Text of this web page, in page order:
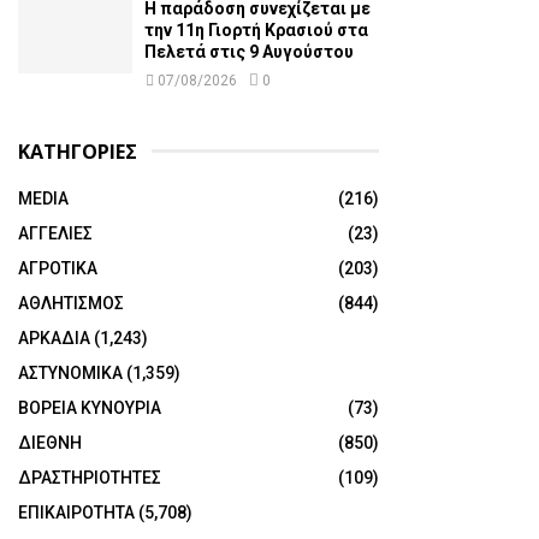
Η παράδοση συνεχίζεται με
την 11η Γιορτή Κρασιού στα
Πελετά στις 9 Αυγούστου
07/08/2026 0
ΚΑΤΗΓΟΡΙΕΣ
MEDIA
(216)
ΑΓΓΕΛΙΕΣ
(23)
ΑΓΡΟΤΙΚΑ
(203)
ΑΘΛΗΤΙΣΜΟΣ
(844)
ΑΡΚΑΔΙΑ (1,243)
ΑΣΤΥΝΟΜΙΚΑ (1,359)
ΒΟΡΕΙΑ ΚΥΝΟΥΡΙΑ
(73)
ΔΙΕΘΝΗ
(850)
ΔΡΑΣΤΗΡΙΟΤΗΤΕΣ
(109)
ΕΠΙΚΑΙΡΟΤΗΤΑ (5,708)